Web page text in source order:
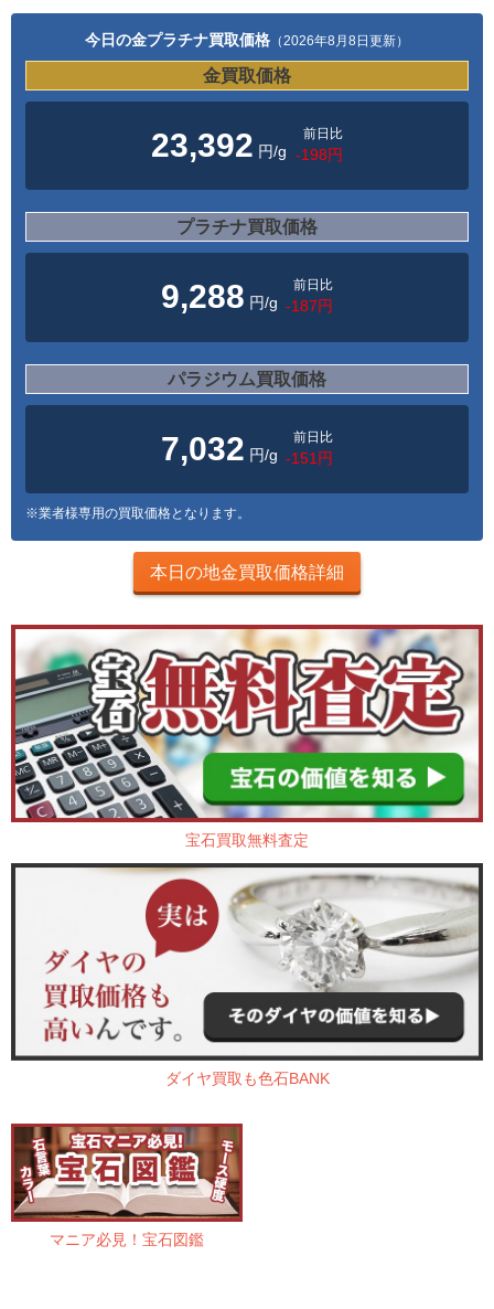
今日の金プラチナ買取価格 （2026年8月8日更新）
金買取価格
23,392 円/g
前日比
-198円
プラチナ買取価格
9,288 円/g
前日比
-187円
パラジウム買取価格
7,032 円/g
前日比
-151円
※業者様専用の買取価格となります。
本日の地金買取価格詳細
宝石買取無料査定
ダイヤ買取も色石BANK
マニア必見！宝石図鑑